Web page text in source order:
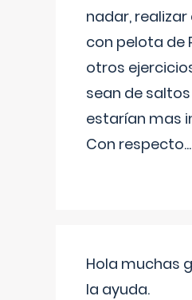
nadar,
con pelota de
otros
sean de
estarían mas
Con respecto...
Hola muchas
la ayuda.